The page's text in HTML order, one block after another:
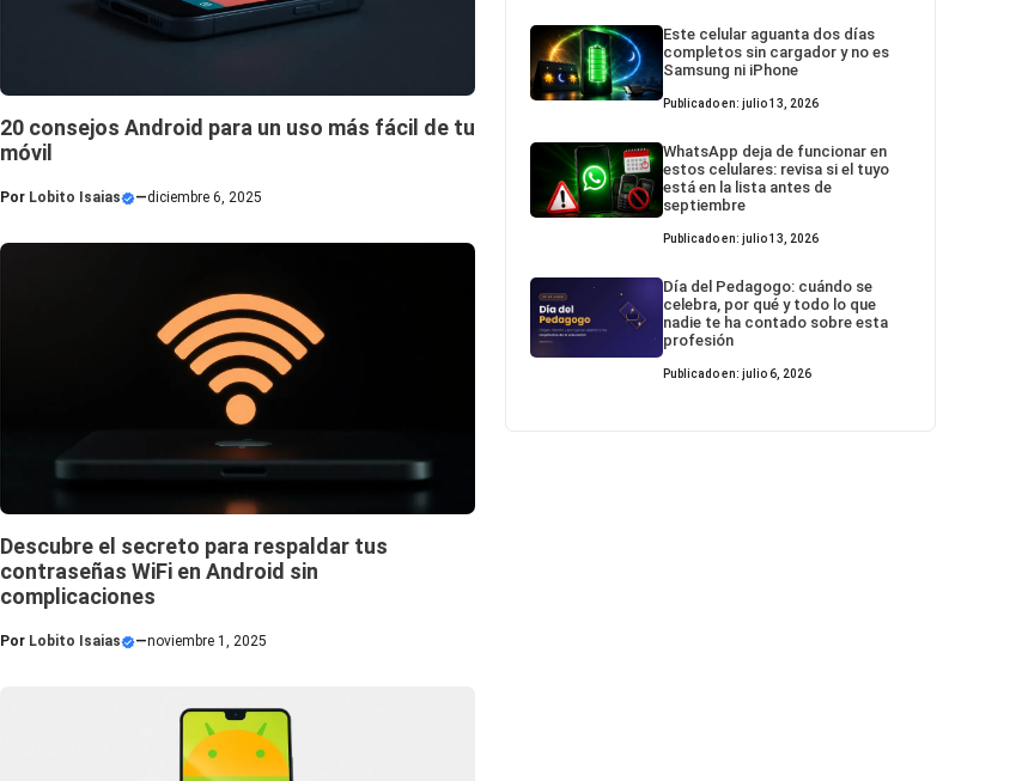
20 consejos Android para un uso más fácil de tu
móvil
Por Lobito Isaias —diciembre 6, 2025
Descubre el secreto para respaldar tus
contraseñas WiFi en Android sin
complicaciones
Por Lobito Isaias —noviembre 1, 2025
Este celular aguanta dos días
completos sin cargador y no es
Samsung ni iPhone
Publicado en: julio 13, 2026
WhatsApp deja de funcionar en
estos celulares: revisa si el tuyo
está en la lista antes de
septiembre
Publicado en: julio 13, 2026
Día del Pedagogo: cuándo se
celebra, por qué y todo lo que
nadie te ha contado sobre esta
profesión
Publicado en: julio 6, 2026